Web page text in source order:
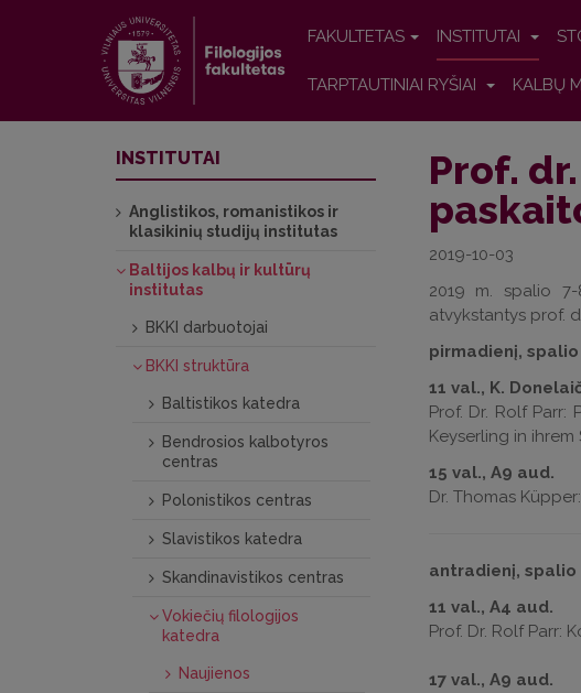
FAKULTETAS INSTITUTAI
TARPTAUTINIAI RYŠIAI KALBŲ
Prof.
2019-10-03
2019 m. spalio
atvykstantys prof.
pirmadienį, spalio
11 val., K.
Prof. Dr. Rolf
Keyserling in
15 val., A9 aud.
Dr. Thomas
antradienį, spalio
11 val., A4 aud.
Prof. Dr. Rolf Parr:
17 val., A9 aud.
INSTITUTAI
Anglistikos, romanistikos ir
klasikinių studijų institutas
Baltijos kalbų ir kultūrų
institutas
BKKI darbuotojai
BKKI struktūra
Baltistikos katedra
Bendrosios kalbotyros
centras
Polonistikos centras
Slavistikos katedra
Skandinavistikos centras
Vokiečių filologijos
katedra
Naujienos